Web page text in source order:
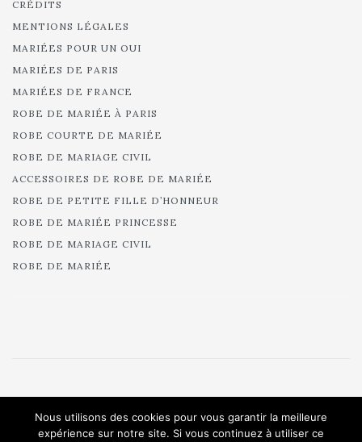
CRÉDITS
MENTIONS LÉGALES
MARIÉES POUR UN OUI
MARIÉES DE PARIS
MARIÉES DE FRANCE
ROBE DE MARIÉE À PARIS
ROBE COURTE DE MARIÉE
ROBE DE MARIAGE CIVIL
ACCESSOIRES DE ROBE DE MARIÉE
ROBE DE PETITE FILLE D’HONNEUR
ROBE DE MARIÉE PRINCESSE
ROBE DE MARIAGE CIVIL
ROBE DE MARIÉE
All rights reserved.
Nous utilisons des cookies pour vous garantir la meilleure
expérience sur notre site. Si vous continuez à utiliser ce